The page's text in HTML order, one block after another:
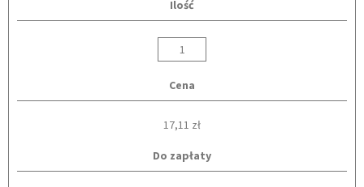
Ilość
Cena
17,11 zł
Do zapłaty